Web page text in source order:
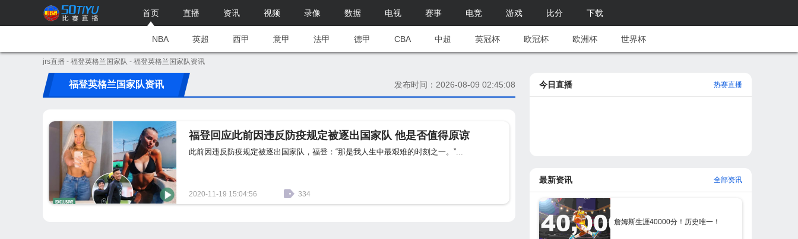
首页 直播 资讯 视频 录像 数据 电视 赛事 电竞 游戏 比分 下载
NBA 英超 西甲 意甲 法甲 德甲 CBA 中超 英冠杯 欧冠杯 欧洲杯 世界杯
jrs直播 - 福登英格兰国家队 - 福登英格兰国家队资讯
福登英格兰国家队资讯 发布时间：2026-08-09 02:45:08
福登回应此前因违反防疫规定被逐出国家队 他是否值得原谅
此前因违反防疫规定被逐出国家队，福登：“那是我人生中最艰难的时刻之一。”...
2020-11-19 15:04:56 334
今日直播 热赛直播
最新资讯 全部资讯
詹姆斯生涯40000分！历史唯一！